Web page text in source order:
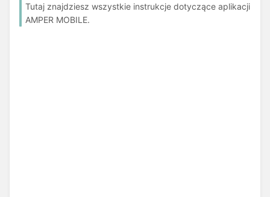
Tutaj znajdziesz wszystkie instrukcje dotyczące aplikacji
AMPER MOBILE.